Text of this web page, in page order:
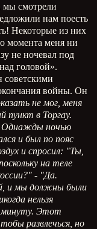
смотрели
нам поесть
Некоторые из них
момента меня ни
не ночевал под
головой».
советскими
войны. Он
не мог, меня
пункт в Торгау.
Однажды ночью
и был по пояс
и спросил: "Ты,
на теле
- "Да.
и мы должны были
нельзя
минуту. Этот
развлечься, но